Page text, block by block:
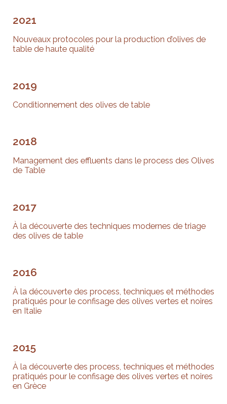
2021
Nouveaux protocoles pour la production d’olives de
table de haute qualité
2019
Conditionnement des olives de table
2018
Management des effluents dans le process des Olives
de Table
2017
À la découverte des techniques modernes de triage
des olives de table
2016
À la découverte des process, techniques et méthodes
pratiqués pour le confisage des olives vertes et noires
en Italie
2015
À la découverte des process, techniques et méthodes
pratiqués pour le confisage des olives vertes et noires
en Grèce